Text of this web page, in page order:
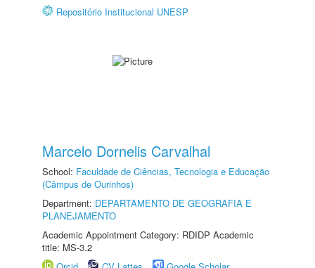
Repositório Institucional UNESP
Marcelo Dornelis Carvalhal
School: Faculdade de Ciências, Tecnologia e Educação
(Câmpus de Ourinhos)
Department: DEPARTAMENTO DE GEOGRAFIA E
PLANEJAMENTO
Academic Appointment Category: RDIDP Academic
title: MS-3.2